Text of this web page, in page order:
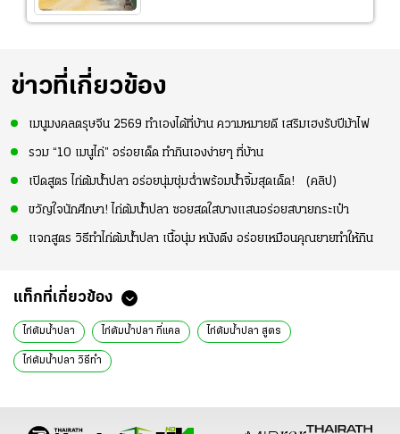
ข่าวที่เกี่ยวข้อง
เมนูมงคลตรุษจีน 2569 ทำเองได้ที่บ้าน ความหมายดี เสริมเฮงรับปีม้าไฟ
รวม “10 เมนูไก่” อร่อยเด็ด ทำกินเองง่ายๆ ที่บ้าน
เปิดสูตร ไก่ต้มน้ำปลา อร่อยนุ่มชุ่มฉ่ำพร้อมน้ำจิ้มสุดเด็ด! (คลิป)
ขวัญใจนักศึกษา! ไก่ต้มน้ำปลา ซอยสดใสบางแสนอร่อยสบายกระเป๋า
แจกสูตร วิธีทำไก่ต้มน้ำปลา เนื้อนุ่ม หนังตึง อร่อยเหมือนคุณยายทำให้กิน
แท็กที่เกี่ยวข้อง
ไก่ต้มน้ำปลา ไก่ต้มน้ำปลา กี่แคล ไก่ต้มน้ำปลา สูตร
ไก่ต้มน้ำปลา วิธีทำ